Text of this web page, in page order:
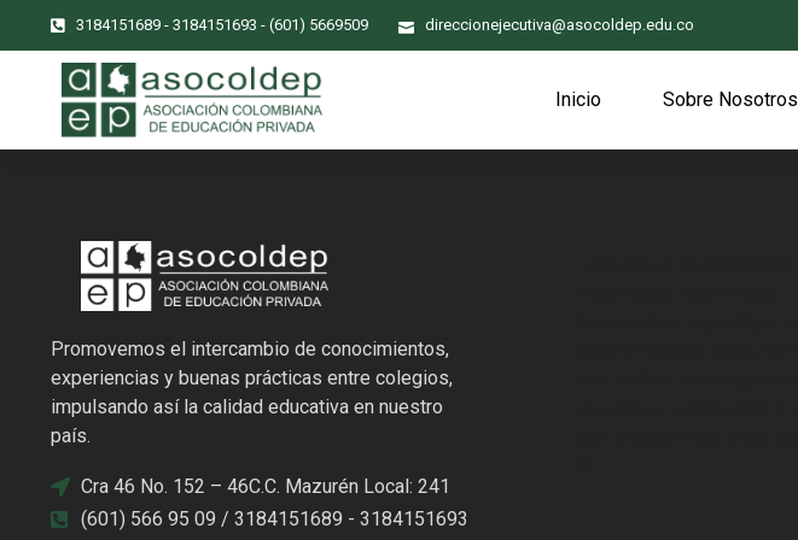
3184151689 - 3184151693 - (601) 5669509 direccionejecutiva@asocoldep.edu.co
Inicio Sobre Nosotros
Promovemos el intercambio de conocimientos,
experiencias y buenas prácticas entre colegios,
impulsando así la calidad educativa en nuestro
país.
Cra 46 No. 152 – 46C.C. Mazurén Local: 241
(601) 566 95 09 / 3184151689 - 3184151693